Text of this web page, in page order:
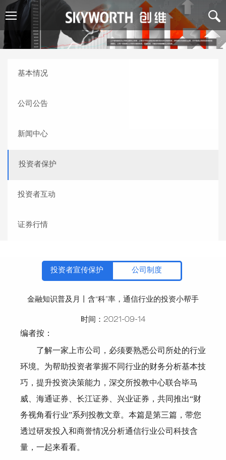
基本情况
公司公告
新闻中心
投资者保护
投资者互动
证券行情
投资者宣传保护 公司制度
金融知识普及月丨含“科”率，通信行业的投资小帮手
时间： 2021-09-14
编者按：
了解一家上市公司，必须要熟悉公司所处的行业
环境。为帮助投资者掌握不同行业的财务分析基本技
巧，提升投资决策能力，深交所投教中心联合毕马
威、海通证券、长江证券、兴业证券，共同推出“财
务视角看行业”系列投教文章。本篇是第三篇，带您
透过研发投入和商誉情况分析通信行业公司科技含
量，一起来看看。